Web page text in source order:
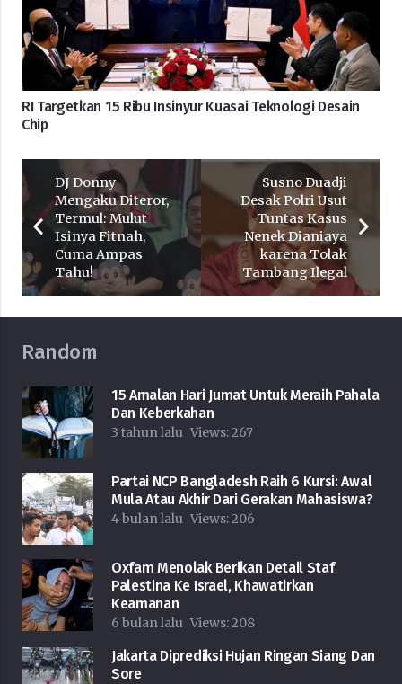
RI Targetkan 15 Ribu Insinyur Kuasai Teknologi Desain
Chip
DJ Donny
Mengaku Diteror,
Termul: Mulut
Isinya Fitnah,
Cuma Ampas
Tahu!
Susno Duadji
Desak Polri Usut
Tuntas Kasus
Nenek Dianiaya
karena Tolak
Tambang Ilegal
Random
15 Amalan Hari Jumat Untuk Meraih Pahala
Dan Keberkahan
3 tahun lalu Views:267
Partai NCP Bangladesh Raih 6 Kursi: Awal
Mula Atau Akhir Dari Gerakan Mahasiswa?
4 bulan lalu Views:206
Oxfam Menolak Berikan Detail Staf
Palestina Ke Israel, Khawatirkan
Keamanan
6 bulan lalu Views:208
Jakarta Diprediksi Hujan Ringan Siang Dan
Sore